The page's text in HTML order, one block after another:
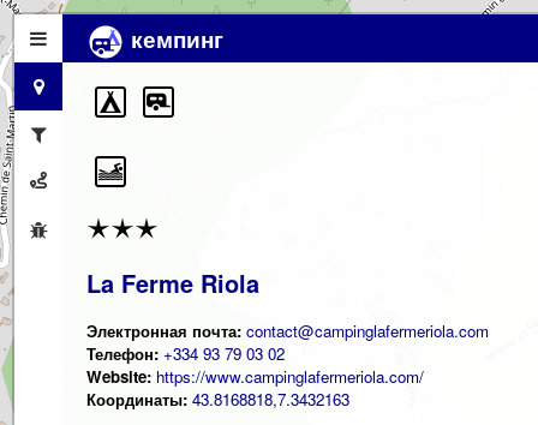
кемпинг
La Ferme Riola
Электронная почта: contact@campinglafermeriola.com
Телефон: +334 93 79 03 02
Website: https://www.campinglafermeriola.com/
Координаты: 43.8168818,7.3432163